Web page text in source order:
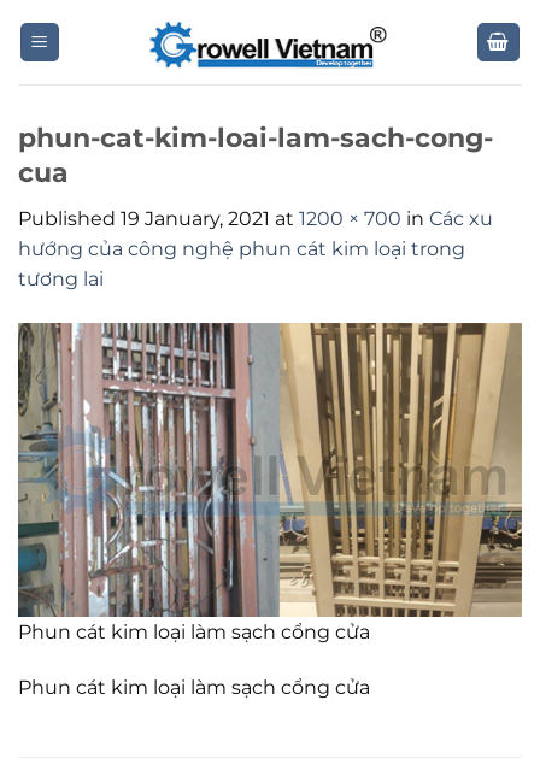
phun-cat-kim-loai-lam-sach-cong-
cua
Published 19 January, 2021 at 1200 × 700 in Các xu
hướng của công nghệ phun cát kim loại trong
tương lai
Phun cát kim loại làm sạch cổng cửa
Phun cát kim loại làm sạch cổng cửa